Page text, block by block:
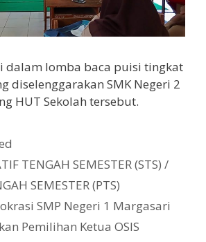
dalam lomba baca puisi tingkat
diselenggarakan SMK Negeri 2
HUT Sekolah tersebut.
TENGAH SEMESTER (STS) /
SEMESTER (PTS)
SMP Negeri 1 Margasari
Pemilihan Ketua OSIS